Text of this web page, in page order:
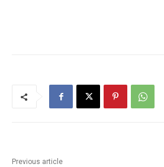
Previous article